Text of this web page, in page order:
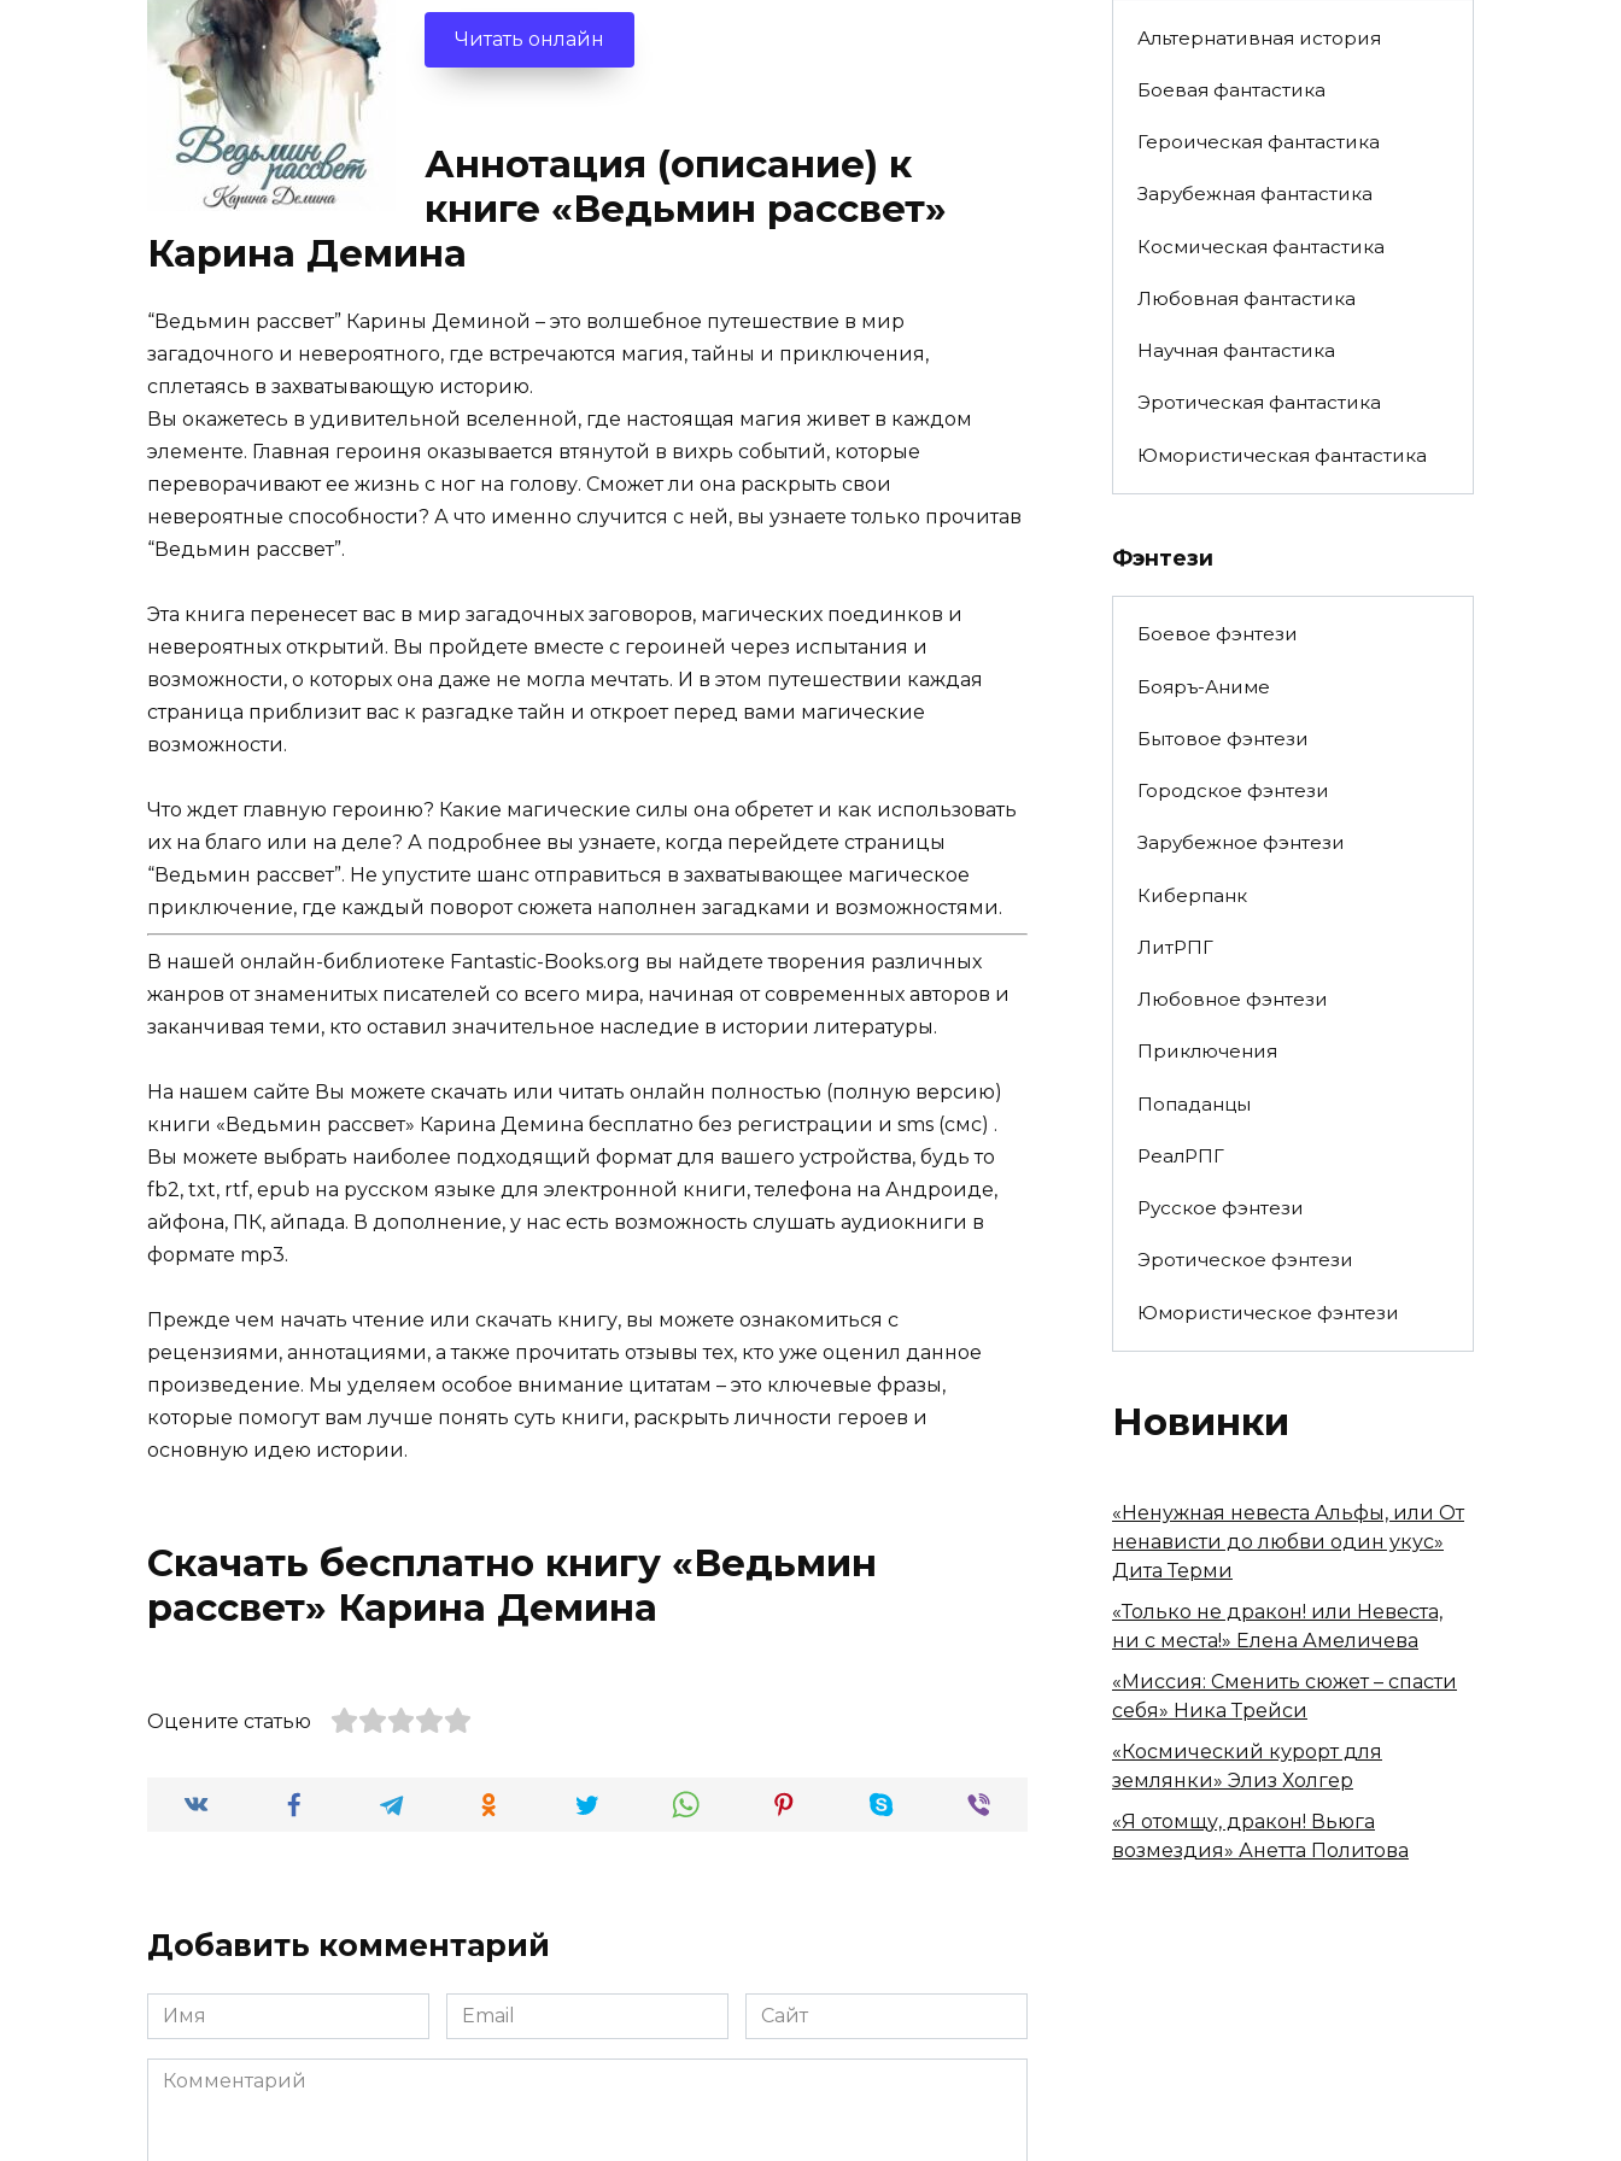
Читать онлайн
Аннотация (описание) к
книге «Ведьмин рассвет»
Карина Демина
“Ведьмин рассвет” Карины Деминой – это волшебное путешествие в мир
загадочного и невероятного, где встречаются магия, тайны и приключения,
сплетаясь в захватывающую историю.
Вы окажетесь в удивительной вселенной, где настоящая магия живет в каждом
элементе. Главная героиня оказывается втянутой в вихрь событий, которые
переворачивают ее жизнь с ног на голову. Сможет ли она раскрыть свои
невероятные способности? А что именно случится с ней, вы узнаете только прочитав
“Ведьмин рассвет”.
Эта книга перенесет вас в мир загадочных заговоров, магических поединков и
невероятных открытий. Вы пройдете вместе с героиней через испытания и
возможности, о которых она даже не могла мечтать. И в этом путешествии каждая
страница приблизит вас к разгадке тайн и откроет перед вами магические
возможности.
Что ждет главную героиню? Какие магические силы она обретет и как использовать
их на благо или на деле? А подробнее вы узнаете, когда перейдете страницы
“Ведьмин рассвет”. Не упустите шанс отправиться в захватывающее магическое
приключение, где каждый поворот сюжета наполнен загадками и возможностями.
В нашей онлайн-библиотеке Fantastic-Books.org вы найдете творения различных
жанров от знаменитых писателей со всего мира, начиная от современных авторов и
заканчивая теми, кто оставил значительное наследие в истории литературы.
На нашем сайте Вы можете скачать или читать онлайн полностью (полную версию)
книги «Ведьмин рассвет» Карина Демина бесплатно без регистрации и sms (смс) .
Вы можете выбрать наиболее подходящий формат для вашего устройства, будь то
fb2, txt, rtf, epub на русском языке для электронной книги, телефона на Андроиде,
айфона, ПК, айпада. В дополнение, у нас есть возможность слушать аудиокниги в
формате mp3.
Прежде чем начать чтение или скачать книгу, вы можете ознакомиться с
рецензиями, аннотациями, а также прочитать отзывы тех, кто уже оценил данное
произведение. Мы уделяем особое внимание цитатам – это ключевые фразы,
которые помогут вам лучше понять суть книги, раскрыть личности героев и
основную идею истории.
Скачать бесплатно книгу «Ведьмин
рассвет» Карина Демина
Оцените статью
Добавить комментарий
Имя
*
Email
*
Сайт
Комментарий
Альтернативная история
Боевая фантастика
Героическая фантастика
Зарубежная фантастика
Космическая фантастика
Любовная фантастика
Научная фантастика
Эротическая фантастика
Юмористическая фантастика
Фэнтези
Боевое фэнтези
Бояръ-Аниме
Бытовое фэнтези
Городское фэнтези
Зарубежное фэнтези
Киберпанк
ЛитРПГ
Любовное фэнтези
Приключения
Попаданцы
РеалРПГ
Русское фэнтези
Эротическое фэнтези
Юмористическое фэнтези
Новинки
«Ненужная невеста Альфы, или От
ненависти до любви один укус»
Дита Терми
«Только не дракон! или Невеста,
ни с места!» Елена Амеличева
«Миссия: Сменить сюжет – спасти
себя» Ника Трейси
«Космический курорт для
землянки» Элиз Холгер
«Я отомщу, дракон! Вьюга
возмездия» Анетта Политова